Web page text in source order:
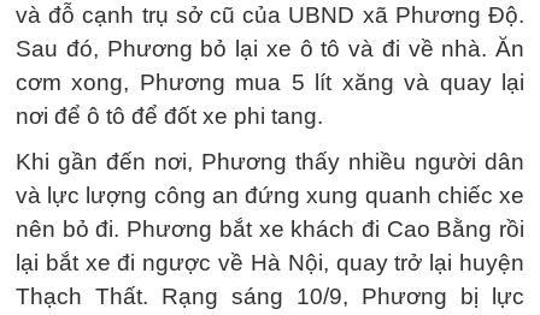
và đỗ cạnh trụ sở cũ của UBND xã Phương Độ.
Sau đó, Phương bỏ lại xe ô tô và đi về nhà. Ăn
cơm xong, Phương mua 5 lít xăng và quay lại
nơi để ô tô để đốt xe phi tang.
Khi gần đến nơi, Phương thấy nhiều người dân
và lực lượng công an đứng xung quanh chiếc xe
nên bỏ đi. Phương bắt xe khách đi Cao Bằng rồi
lại bắt xe đi ngược về Hà Nội, quay trở lại huyện
Thạch Thất. Rạng sáng 10/9, Phương bị lực